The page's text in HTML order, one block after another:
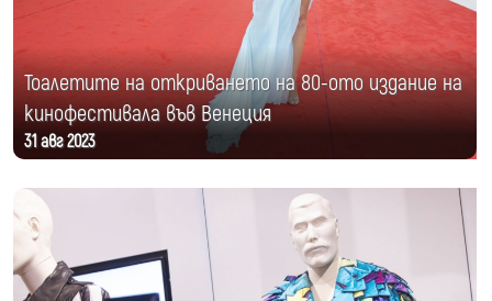
Тоалетите на откриването на 80-ото издание на
кинофестивала във Венеция
31 авг 2023